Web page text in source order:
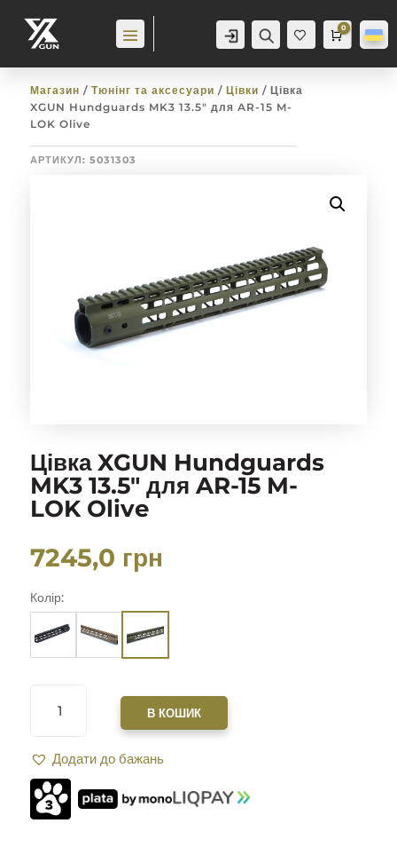
Аккаунт Пошук
Баж
анн
Cart
0
0,0грн
Магазин / Тюнінг та аксесуари / Цівки / Цівка
XGUN Hundguards MK3 13.5″ для AR-15 M-
LOK Olive
АРТИКУЛ: 5031303
Цівка XGUN Hundguards
MK3 13.5″ для AR-15 M-
LOK Olive
7245,0 грн
Колір:
XGUN
13.5"
ДЛЯ
AR-
15
В КОШИК
Додати до бажань